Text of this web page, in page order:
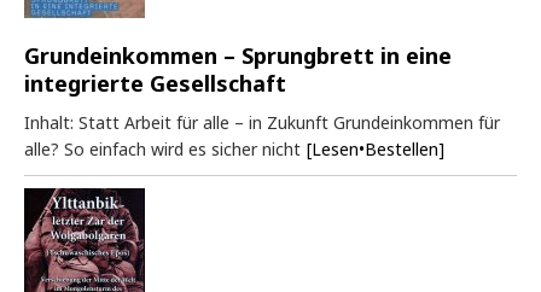
Grundeinkommen – Sprungbrett in eine
integrierte Gesellschaft
Inhalt: Statt Arbeit für alle – in Zukunft Grundeinkommen für
alle? So einfach wird es sicher nicht [Lesen•Bestellen]